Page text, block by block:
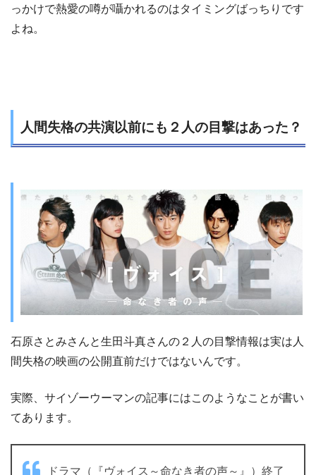
っかけで熱愛の噂が囁かれるのはタイミングばっちりです
よね。
人間失格の共演以前にも２人の目撃はあった？
石原さとみさんと生田斗真さんの２人の目撃情報は実は人
間失格の映画の公開直前だけではないんです。
実際、サイゾーウーマンの記事にはこのようなことが書い
てあります。
ドラマ（『ヴォイス～命なき者の声～』）終了